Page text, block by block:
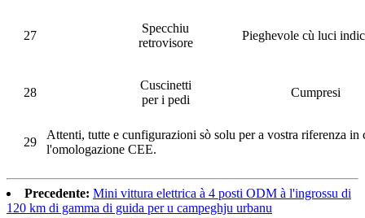
27
Specchiu
retrovisore
Pieghevole cù luci
28
Cuscinetti
per i pedi
Cumpresi
29
Attenti, tutte e cunfigurazioni sò solu per a vostra riferenza in
l'omologazione CEE.
Precedente: Mini vittura elettrica à 4 posti ODM à l'ingrossu di
120 km di gamma di guida per u campeghju urbanu